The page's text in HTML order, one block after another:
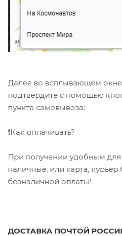
Далее во всплывающем
подтвердите с помощью
пункта самовывоза:
❗Как оплачивать?
При получении удобным для
наличные, или карта,
безналичной оплаты!
ДОСТАВКА ПОЧТОЙ